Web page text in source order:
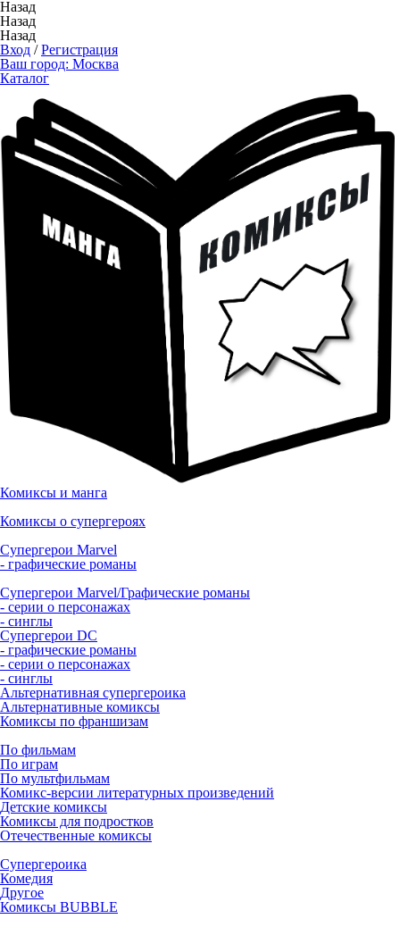
Назад
Назад
Назад
Вход /Регистрация
Ваш город: Москва
Каталог
Комиксы и манга
Комиксы о супергероях
Супергерои Marvel
- графические романы
Супергерои Marvel/Графические романы
- серии о персонажах
- синглы
Супергерои DC
- графические романы
- серии о персонажах
- синглы
Альтернативная супергероика
Альтернативные комиксы
Комиксы по франшизам
По фильмам
По играм
По мультфильмам
Комикс-версии литературных произведений
Детские комиксы
Комиксы для подростков
Отечественные комиксы
Супергероика
Комедия
Другое
Комиксы BUBBLE